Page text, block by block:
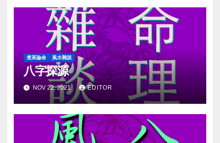
煮茶論命 風水雜談
八字探源
NOV 22, 2021 EDITOR